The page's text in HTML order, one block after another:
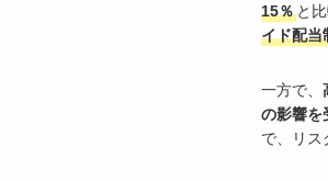
15％ と
イド配当
一方で、
の影響を
で、リス